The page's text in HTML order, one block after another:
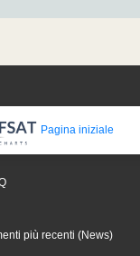
Pagina iniziale
più recenti (News)